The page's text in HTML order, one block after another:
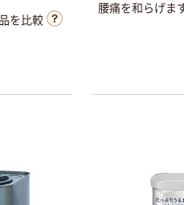
を比較
腰痛を和らげま